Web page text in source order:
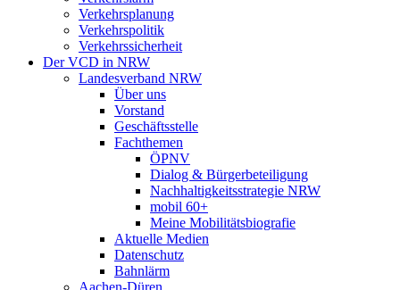
Verkehrsplanung
Verkehrspolitik
Verkehrssicherheit
Der VCD in NRW
Landesverband NRW
Über uns
Vorstand
Geschäftsstelle
Fachthemen
ÖPNV
Dialog & Bürgerbeteiligung
Nachhaltigkeitsstrategie NRW
mobil 60+
Meine Mobilitätsbiografie
Aktuelle Medien
Datenschutz
Bahnlärm
Aachen-Düren